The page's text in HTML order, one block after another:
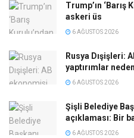
Trump’ın ‘Barış
askeri üs
6 AĞUSTOS 2026
Rusya Dışişleri:
yaptırımlar
6 AĞUSTOS 2026
Şişli Belediye
açıklaması: Bir
6 AĞUSTOS 2026